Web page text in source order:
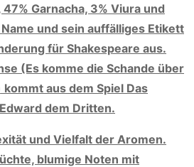
Garnacha, 3% Viura und
und sein auffälliges Etikett
für Shakespeare aus.
(Es komme die Schande über
aus dem Spiel Das
dem Dritten.
und Vielfalt der Aromen.
blumige Noten mit